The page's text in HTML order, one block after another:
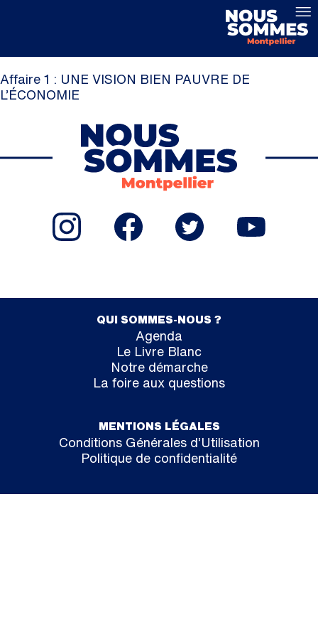
Affaire 1 : UNE VISION BIEN PAUVRE DE
L’ÉCONOMIE
QUI SOMMES-NOUS ?
Agenda
Le Livre Blanc
Notre démarche
La foire aux questions
MENTIONS LÉGALES
Conditions Générales d’Utilisation
Politique de confidentialité